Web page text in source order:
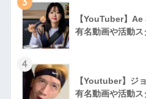
【YouTuber】
有名動画や活動
4
【Youtuber】ジ
有名動画や活動